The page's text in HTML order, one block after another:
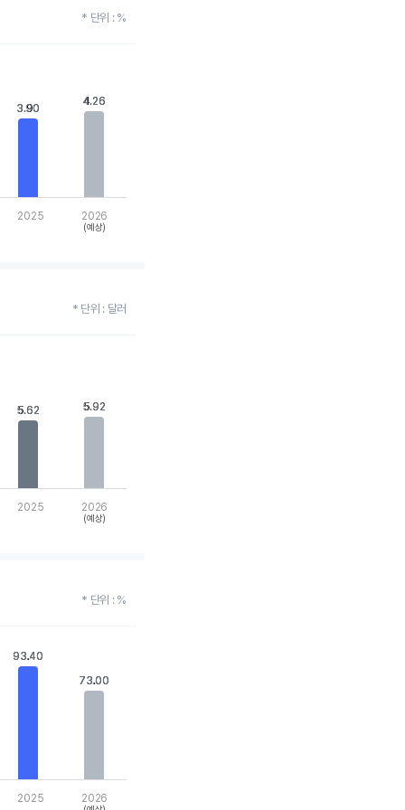
* 단위 : %
3.90
3.90
4.26
4.26
2025 2026
(예상)
* 단위 : 달러
5.62
5.62 5.92
5.92
2025 2026
(예상)
* 단위 : %
93.40
93.40
73.00
73.00
2025 2026